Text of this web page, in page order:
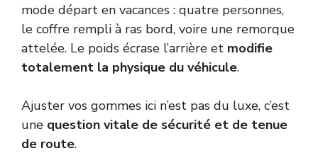
mode départ en vacances : quatre personnes,
le coffre rempli à ras bord, voire une remorque
attelée. Le poids écrase l’arrière et modifie
totalement la physique du véhicule.
Ajuster vos gommes ici n’est pas du luxe, c’est
une question vitale de sécurité et de tenue
de route.